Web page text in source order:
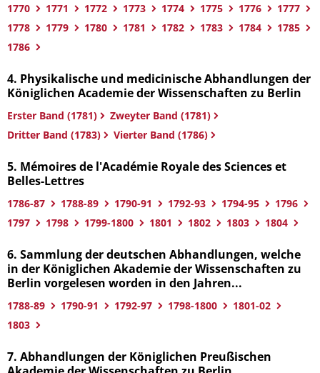
1770 1771 1772 1773 1774 1775 1776
1777
1778
1779 1780 1781 1782 1783 1784
1785
1786
4. Physikalische und medicinische Abhandlungen der
Königlichen Academie der Wissenschaften zu Berlin
Erster Band (1781)
Zweyter Band (1781)
Dritter Band (1783)
Vierter Band (1786)
5. Mémoires de l'Académie Royale des Sciences et
Belles-Lettres
1786-87 1788-89 1790-91 1792-93 1794-95
1796
1797
1798 1799-1800 1801 1802 1803 1804
6. Sammlung der deutschen Abhandlungen, welche
in der Königlichen Akademie der Wissenschaften zu
Berlin vorgelesen worden in den Jahren...
1788-89 1790-91 1792-97 1798-1800
1801-02
1803
7. Abhandlungen der Königlichen Preußischen